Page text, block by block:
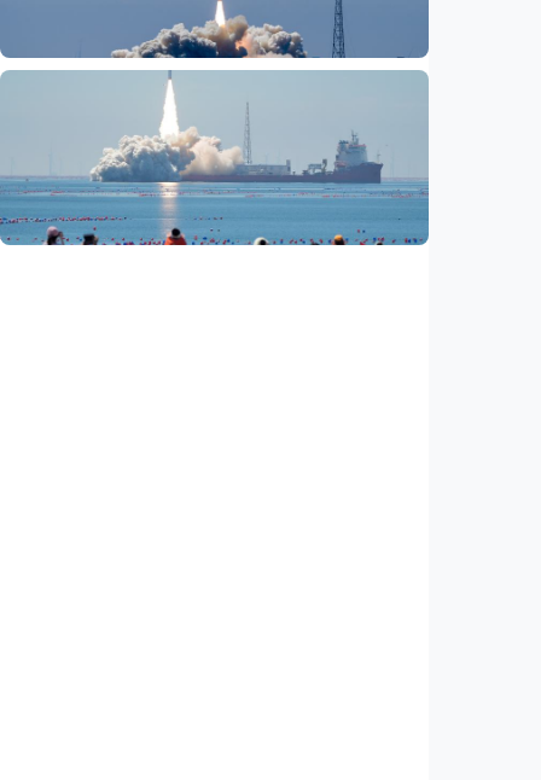
Fokus Berita – Lampung-1, satelit AI
Hiperspektral pertama Indonesia, berhasil
diluncurkan ke orbit
Indonesia•05 Aug 2026